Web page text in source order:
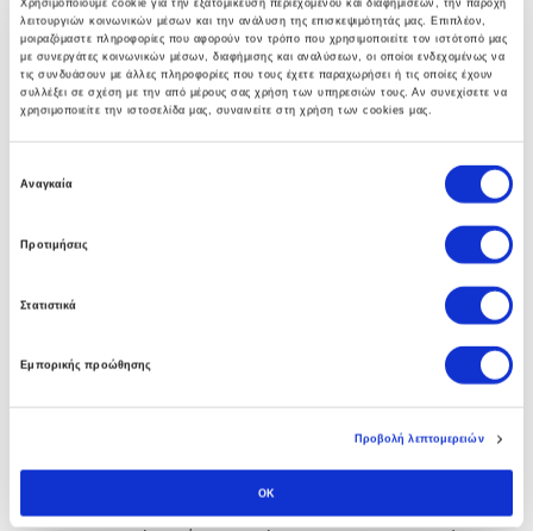
Χρησιμοποιούμε cookie για την εξατομίκευση περιεχομένου και διαφημίσεων, την παροχή
λειτουργιών κοινωνικών μέσων και την ανάλυση της επισκεψιμότητάς μας. Επιπλέον,
μοιραζόμαστε πληροφορίες που αφορούν τον τρόπο που χρησιμοποιείτε τον ιστότοπό μας
με συνεργάτες κοινωνικών μέσων, διαφήμισης και αναλύσεων, οι οποίοι ενδεχομένως να
τις συνδυάσουν με άλλες πληροφορίες που τους έχετε παραχωρήσει ή τις οποίες έχουν
συλλέξει σε σχέση με την από μέρους σας χρήση των υπηρεσιών τους. Αν συνεχίσετε να
χρησιμοποιείτε την ιστοσελίδα μας, συναινείτε στη χρήση των cookies μας.
Αναγκαία
Προτιμήσεις
Στατιστικά
Εμπορικής προώθησης
Προβολή λεπτομερειών
OK
γκάμα υπηρεσιών που βοηθούν στην αναπτύξη
ολοκληρωμένων λύσεων υποδομής.
Η πολυετής εμπειρία των συμβούλων μας στο Soft1
ERP αλλα και άψογη συνεργασία με την SoftOne
εγγυάται στην επιχείρηση σας τα οφέλη απο την
Custom Software